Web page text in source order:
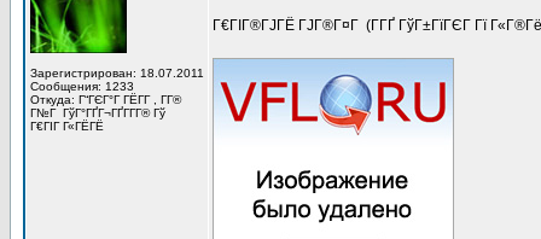
Зарегистрирован: 18.07.2011
Сообщения: 1233
Откуда: Г“ГЄГ°Г ГЁГ­Г , Г­Г®
Г№Г ГўГ°ГҐГ¬ГҐГ­Г­Г® Гў
Г€ГІГ Г«ГЁГЁ
Г€ГІГ®ГЈГЁ ГЈГ®Г¤Г (Г­ГҐ ГўГ±ГїГЄГ Гї